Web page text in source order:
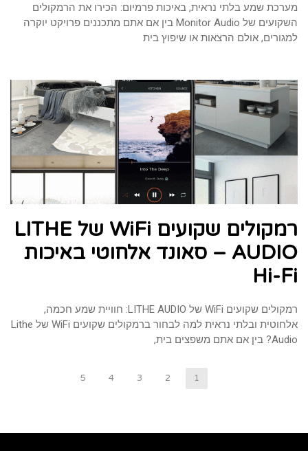
מערכת שמע בלתי נראית, באיכות פרמיום: הכירו את הרמקולים
השקועים של Monitor Audio בין אם אתם מתכננים פרויקט יוקרה
למגורים, אולם הרצאות או שיפוץ בית
רמקולים שקועים WiFi של LITHE
AUDIO – סאונד אלחוטי באיכות
Hi-Fi
רמקולים שקועים WiFi של LITHE AUDIO: חוויית שמע חכמה,
אלחוטית ובלתי נראית למה לבחור ברמקולים שקועים WiFi של Lithe
Audio? בין אם אתם משפצים בית,
1
2
3
4
5